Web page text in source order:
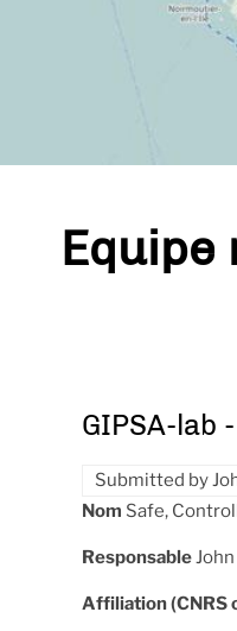
Equipe
GIPSA-lab
Submitted by
Nom Safe,
Responsable
Affiliation (CNRS